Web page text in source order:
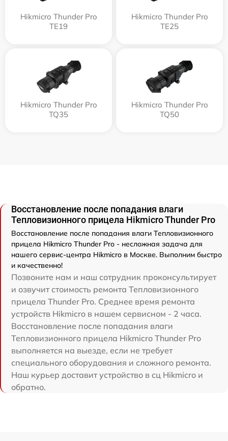
Hikmicro Thunder Pro
TE19
Hikmicro Thunder Pro
TE25
Hikmicro Thunder Pro
TQ35
Hikmicro Thunder Pro
TQ50
Восстановление после попадания влаги
Тепловизионного прицела Hikmicro Thunder Pro
Восстановление после попадания влаги Тепловизионного
прицела Hikmicro Thunder Pro - несложная задача для
нашего сервис-центра Hikmicro в Москве. Выполним быстро
и качественно!
Позвоните нам и наш сотрудник проконсультирует
и озвучит стоимость ремонта Тепловизионного
прицела Thunder Pro. Среднее время ремонта
устройств Hikmicro в нашем сервисном - 2 часа.
Восстановление после попадания влаги
Тепловизионного прицела Hikmicro Thunder Pro
выполняется на выезде, если не требует
специального оборудования и сложного ремонта.
Наш курьер доставит устройство в сц Hikmicro и
обратно.